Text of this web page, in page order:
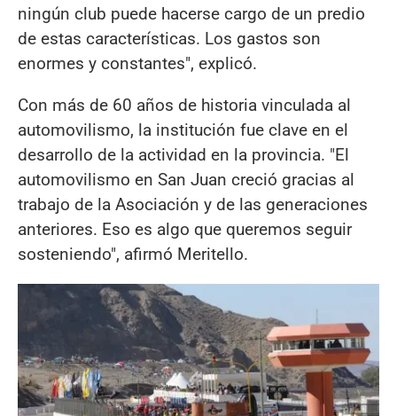
ningún club puede hacerse cargo de un predio
de estas características. Los gastos son
enormes y constantes", explicó.
Con más de 60 años de historia vinculada al
automovilismo, la institución fue clave en el
desarrollo de la actividad en la provincia. "El
automovilismo en San Juan creció gracias al
trabajo de la Asociación y de las generaciones
anteriores. Eso es algo que queremos seguir
sosteniendo", afirmó Meritello.